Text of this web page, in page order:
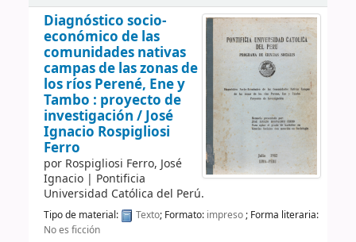
Diagnóstico socio-
económico de las
comunidades nativas
campas de las zonas de
los ríos Perené, Ene y
Tambo : proyecto de
investigación /José
Ignacio Rospigliosi
Ferro
por Rospigliosi Ferro, José
Ignacio| Pontificia
Universidad Católica del Perú.
Tipo de material: Texto; Formato: impreso; Forma literaria:
No es ficción